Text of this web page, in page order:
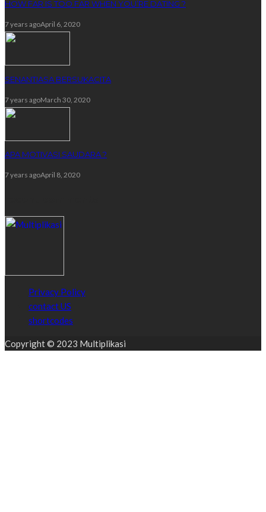
HOW FAR IS TOO FAR WHEN YOU’RE DATING ?
7 years agoApril 6, 2020
SENANTIASA BERSUKACITA
7 years agoMarch 30, 2020
APA MOTIVASI SAUDARA ?
7 years agoApril 8, 2020
Privacy Policy
contact US
shortcodes
Copyright © 2023 Multiplikasi